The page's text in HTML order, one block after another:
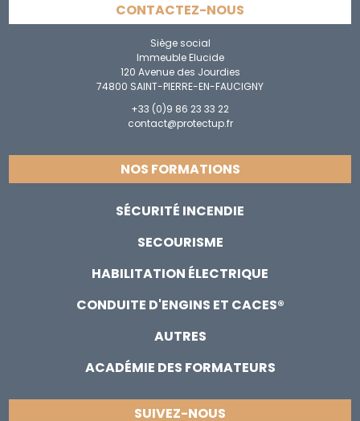
CONTACTEZ-NOUS
Siège social
Immeuble Elucide
120 Avenue des Jourdies
74800 SAINT-PIERRE-EN-FAUCIGNY
+33 (0)9 86 23 33 22
contact@protectup.fr
NOS FORMATIONS
SÉCURITÉ INCENDIE
SECOURISME
HABILITATION ÉLECTRIQUE
CONDUITE D'ENGINS ET CACES®
AUTRES
ACADÉMIE DES FORMATEURS
SUIVEZ-NOUS